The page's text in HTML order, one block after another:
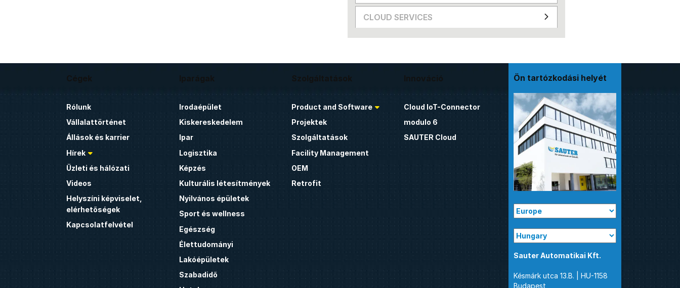
CLOUD SERVICES
Cégek
Rólunk
Vállalattörténet
Állások és karrier
Hírek
Üzleti és hálózati
Videos
Helyszíni képviselet,
elérhetőségek
Kapcsolatfelvétel
Iparágak
Irodaépület
Kiskereskedelem
Ipar
Logisztika
Képzés
Kulturális létesítmények
Nyilvános épületek
Sport és wellness
Egészség
Élettudományi
Lakóépületek
Szabadidő
Szolgáltatások
Product and Software
Projektek
Szolgáltatások
Facility Management
OEM
Retrofit
Innováció
Cloud IoT-Connector
modulo 6
SAUTER Cloud
Ön tartózkodási helyét
Sauter Automatikai Kft.
Késmárk utca 13.B. | HU-1158
Budapest